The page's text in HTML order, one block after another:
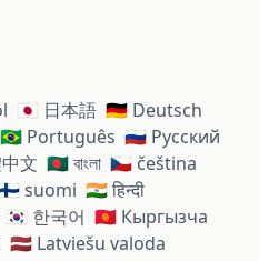
🇯🇵 日本語 🇩🇪 Deutsch
🇧🇷 Português 🇷🇺 Русский
文 🇧🇩 বাংলা 🇨🇿 čeština
suomi 🇮🇳 हिन्दी
🇰🇷 한국어 🇰🇬 Кыргызча
🇱🇻 Latviešu valoda